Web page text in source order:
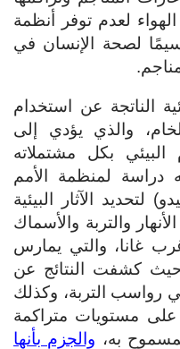
لعدم توفر أنظمة
لصحة الإنسان في
الناتجة عن استخدام
والذي يؤدي إلى
بكل مشتملاته
دراسة لمنظمة الأمم
لتحديد الآثار البيئية
والتربة والأسماك
غانا، والتي يمارس
حيث كشفت النتائج عن
رواسب التربة، وكذلك
مستويات متراكمة
به، والجزم بأنها